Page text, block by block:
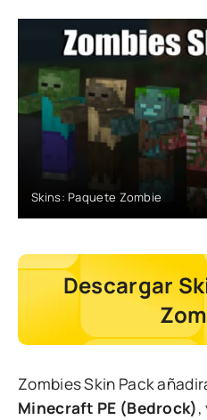
Skins: Paquete Zombie
Descargar
Zombies Skin Pack
Minecraft PE (Bedrock),